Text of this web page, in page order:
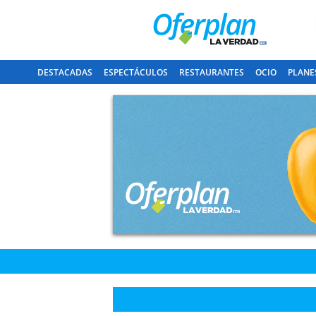
DESTACADAS ESPECTÁCULOS RESTAURANTES OCIO